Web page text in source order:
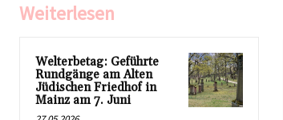
Weiterlesen
Welterbetag: Geführte
Rundgänge am Alten
Jüdischen Friedhof in
Mainz am 7. Juni